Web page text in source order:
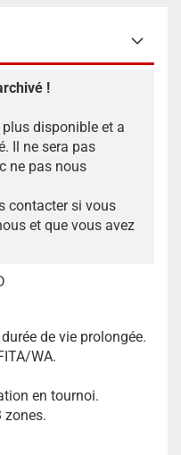
!
disponible et a
Il ne sera pas
ne pas nous
contacter si vous
et que vous avez
de vie prolongée.
WA.
en tournoi.
zones.